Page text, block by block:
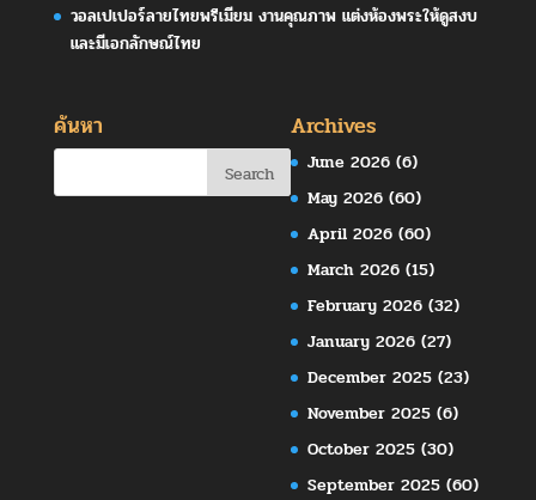
วอลเปเปอร์ลายไทยพรีเมียม งานคุณภาพ แต่งห้องพระให้ดูสงบ
และมีเอกลักษณ์ไทย
ค้นหา Archives
June 2026 (6)
May 2026 (60)
April 2026 (60)
March 2026 (15)
February 2026 (32)
January 2026 (27)
December 2025 (23)
November 2025 (6)
October 2025 (30)
September 2025 (60)